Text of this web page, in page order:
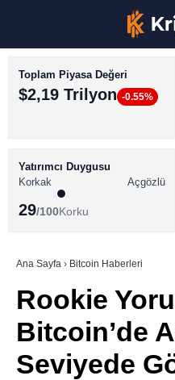
BİTCOİN HABERLERİ
ALTCOİN HABERLERİ
SÖZLÜK
Toplam Piyasa Değeri
$2,19 Trilyon -0.55%
Yatırımcı Duygusu
Korkak
Açgözlü
29/100Korku
Ana Sayfa › Bitcoin Haberleri
Rookie
Bitcoin’de
Seviyede